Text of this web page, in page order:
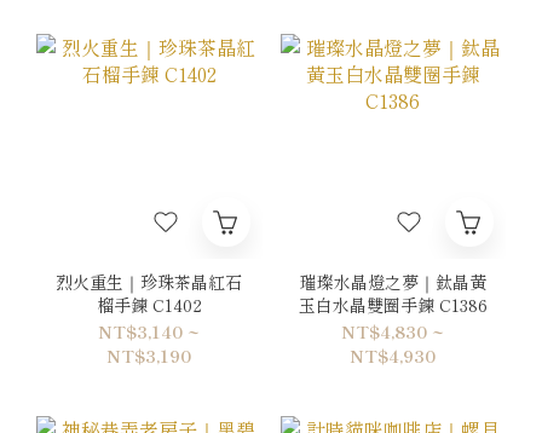
烈火重生｜珍珠茶晶紅石
榴手鍊 C1402
NT$3,140 ~
NT$3,190
璀璨水晶燈之夢｜鈦晶黃
玉白水晶雙圈手鍊 C1386
NT$4,830 ~
NT$4,930